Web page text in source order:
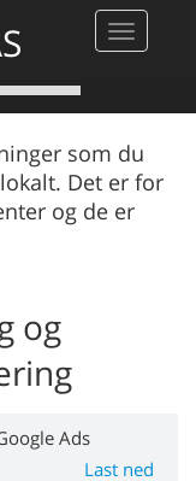
Toggle
som du
Det er for
og de er
og
Ads
Last ned